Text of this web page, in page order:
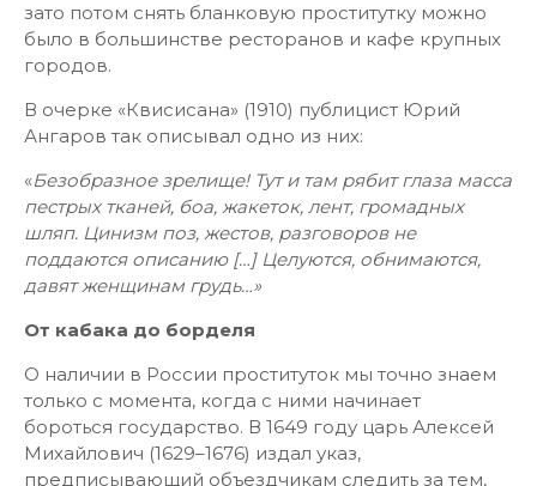
зато потом снять бланковую проститутку можно
было в большинстве ресторанов и кафе крупных
городов.
В очерке «Квисисана» (1910) публицист Юрий
Ангаров так описывал одно из них:
«Безобразное зрелище! Тут и там рябит глаза масса
пестрых тканей, боа, жакеток, лент, громадных
шляп. Цинизм поз, жестов, разговоров не
поддаются описанию […] Целуются, обнимаются,
давят женщинам грудь…»
От кабака до борделя
О наличии в России проституток мы точно знаем
только с момента, когда с ними начинает
бороться государство. В 1649 году царь Алексей
Михайлович (1629–1676) издал указ,
предписывающий объездчикам следить за тем,